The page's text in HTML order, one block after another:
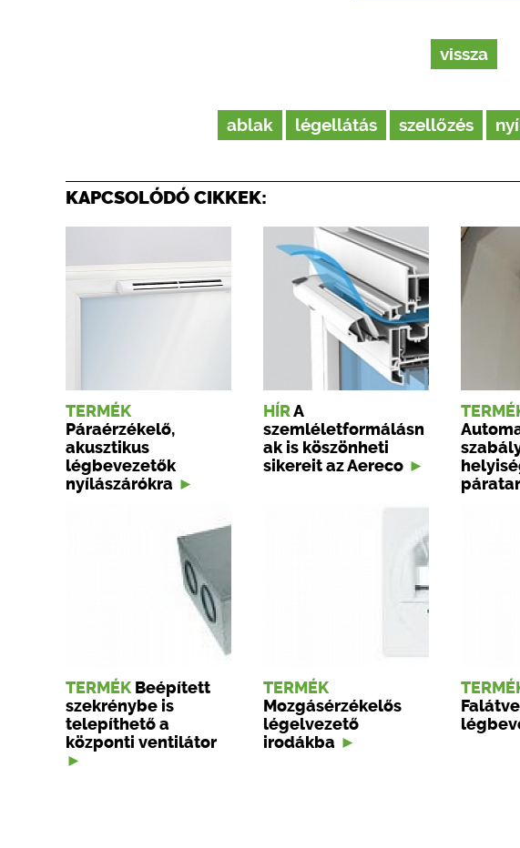
vissza
ablak légellátás szellőzés
KAPCSOLÓDÓ CIKKEK:
TERMÉK
Páraérzékelő,
akusztikus
légbevezetők
nyílászárókra
HÍRA
szemléletformálásn
ak is köszönheti
sikereit az Aereco
TERMÉK Beépített
szekrénybe is
telepíthető a
központi ventilátor
TERMÉK
Mozgásérzékelős
légelvezető
irodákba